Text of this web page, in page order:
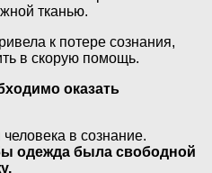
тканью.
к потере сознания,
в скорую помощь.
оказать
в сознание.
одежда была свободной